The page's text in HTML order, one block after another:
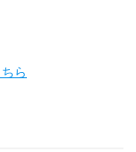
ら